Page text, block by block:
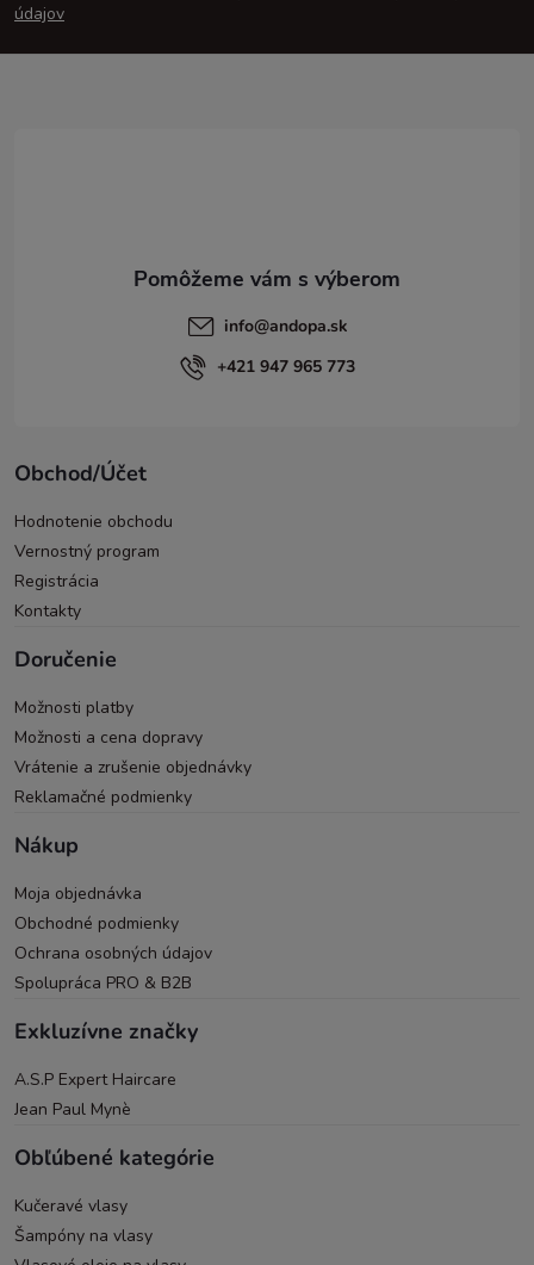
púdajov
info@andopa.sk
+421 947 965 773
Obchod/Účet
Hodnotenie obchodu
Vernostný program
Registrácia
Kontakty
Doručenie
Možnosti platby
Možnosti a cena dopravy
Vrátenie a zrušenie objednávky
Reklamačné podmienky
Nákup
Moja objednávka
Obchodné podmienky
Ochrana osobných údajov
Spolupráca PRO & B2B
Exkluzívne značky
A.S.P Expert Haircare
Jean Paul Mynè
Obľúbené kategórie
Kučeravé vlasy
Šampóny na vlasy